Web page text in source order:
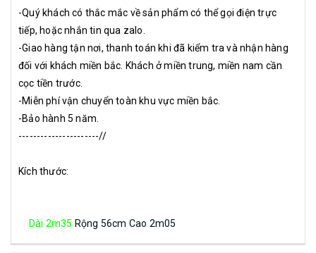
-Quý khách có thắc mắc về sản phẩm có thể gọi điện trực
tiếp, hoặc nhắn tin qua zalo.
-Giao hàng tận nơi, thanh toán khi đã kiểm tra và nhận hàng
đối với khách miền bắc. Khách ở miền trung, miền nam cần
cọc tiền trước.
-Miễn phí vận chuyển toàn khu vực miền bắc.
-Bảo hành 5 năm.
----------------------//
Kích thước:
Dài 2m35 Rộng 56cm Cao 2m05